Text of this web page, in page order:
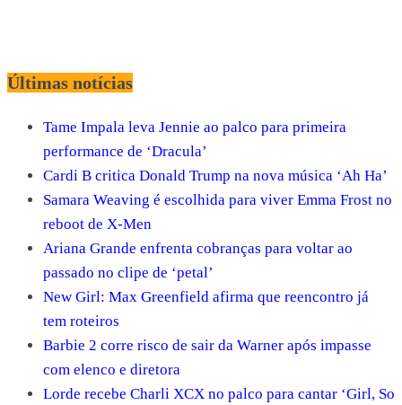
Últimas notícias
Tame Impala leva Jennie ao palco para primeira
performance de ‘Dracula’
Cardi B critica Donald Trump na nova música ‘Ah Ha’
Samara Weaving é escolhida para viver Emma Frost no
reboot de X-Men
Ariana Grande enfrenta cobranças para voltar ao
passado no clipe de ‘petal’
New Girl: Max Greenfield afirma que reencontro já
tem roteiros
Barbie 2 corre risco de sair da Warner após impasse
com elenco e diretora
Lorde recebe Charli XCX no palco para cantar ‘Girl, So